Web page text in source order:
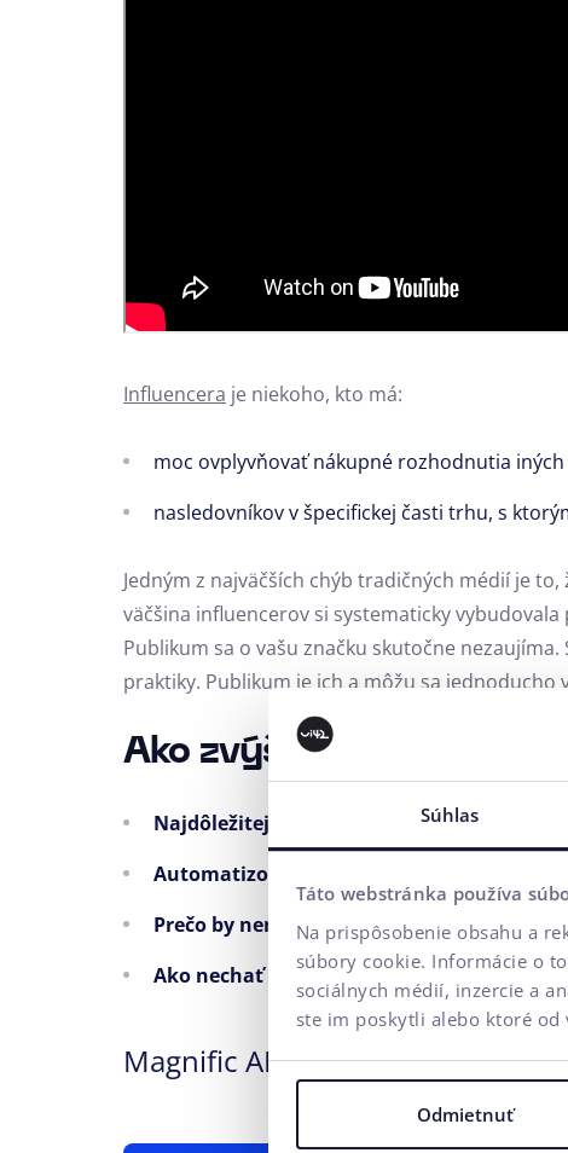
Súhlas
Táto webstránka používa
Na prispôsobenie obsahu a
súbory cookie. Informácie o
sociálnych médií, inzercie a
ste im poskytli alebo ktoré od
Odmietnuť
Influencera je niekoho, kto má:
moc ovplyvňovať nákupné rozhodnutia
nasledovníkov v špecifickej časti trhu, s
Jedným z najväčších chýb tradičných médií je
väčšina influencerov si systematicky
Publikum sa o vašu značku skutočne
praktiky. Publikum je ich a môžu sa jednoducho
Ako zvýšiť obrat v
Najdôležitejšie, čo e-shop má, sú dáta.
Automatizované odporúčania pre e-shopy.
Prečo by nemala umelá inteligencia
Ako nechať vyletieť váš e-shop na vrchol
Magnific AI Prístupnosť RTB